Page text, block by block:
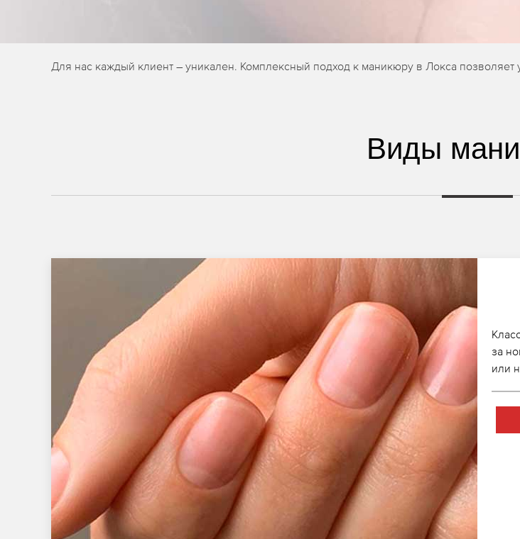
Для нас каждый клиент – уникален. Комплексный подход к маникюру в Локса позволяет
Виды
за
или